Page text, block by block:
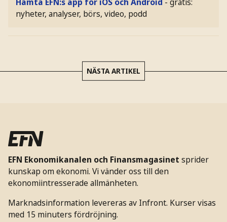
nyheter, analyser, börs, video, podd
NÄSTA ARTIKEL
EFN Ekonomikanalen och Finansmagasinet sprider
kunskap om ekonomi. Vi vänder oss till den
ekonomiintresserade allmänheten.
Marknadsinformation levereras av Infront. Kurser visas
med 15 minuters fördröjning.